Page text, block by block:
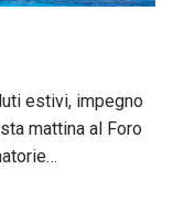
estivi, impegno
mattina al Foro